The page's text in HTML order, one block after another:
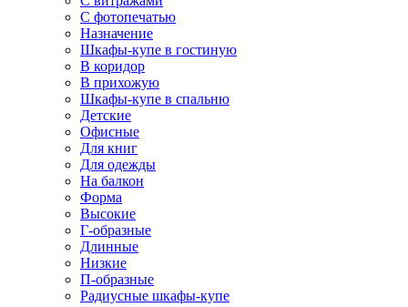
С фотопечатью
Назначение
Шкафы-купе в гостиную
В коридор
В прихожую
Шкафы-купе в спальню
Детские
Офисные
Для книг
Для одежды
На балкон
Форма
Высокие
Г-образные
Длинные
Низкие
П-образные
Радиусные шкафы-купе